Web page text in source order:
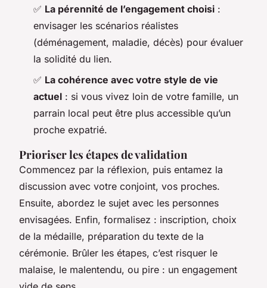
✅ La pérennité de l’engagement choisi :
envisager les scénarios réalistes
(déménagement, maladie, décès) pour évaluer
la solidité du lien.
✅ La cohérence avec votre style de vie
actuel : si vous vivez loin de votre famille, un
parrain local peut être plus accessible qu’un
proche expatrié.
Prioriser les étapes de validation
Commencez par la réflexion, puis entamez la
discussion avec votre conjoint, vos proches.
Ensuite, abordez le sujet avec les personnes
envisagées. Enfin, formalisez : inscription, choix
de la médaille, préparation du texte de la
cérémonie. Brûler les étapes, c’est risquer le
malaise, le malentendu, ou pire : un engagement